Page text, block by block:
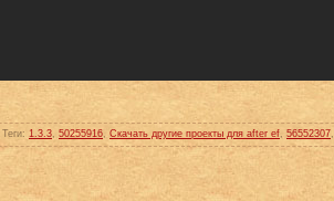
Теги: 1.3.3, 50255916, Скачать другие проекты для after ef, 56552307,